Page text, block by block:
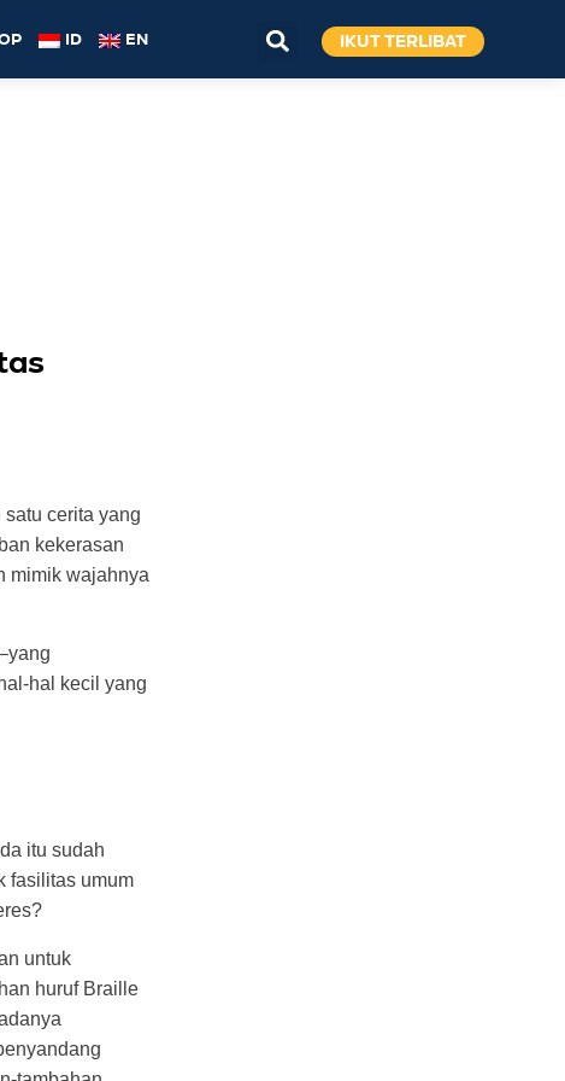
ID EN IKUT TERLIBAT
satu cerita yang
kekerasan
mimik wajahnya
hal kecil yang
itu sudah
fasilitas umum
untuk
huruf Braille